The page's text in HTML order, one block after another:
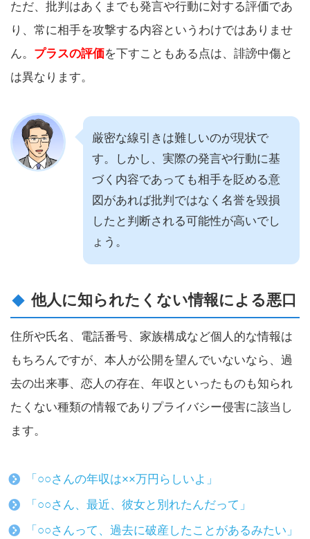
ただ、批判はあくまでも発言や行動に対する評価であ
り、常に相手を攻撃する内容というわけではありませ
ん。 プラスの評価を下すこともある点は、誹謗中傷と
は異なります。
厳密な線引きは難しいのが現状で
す。しかし、実際の発言や行動に基
づく内容であっても相手を貶める意
図があれば批判ではなく名誉を毀損
したと判断される可能性が高いでし
ょう。
他人に知られたくない情報による悪口
住所や氏名、電話番号、家族構成など個人的な情報は
もちろんですが、本人が公開を望んでいないなら、過
去の出来事、恋人の存在、年収といったものも知られ
たくない種類の情報でありプライバシー侵害に該当し
ます。
「○○さんの年収は××万円らしいよ」
「○○さん、最近、彼女と別れたんだって」
「○○さんって、過去に破産したことがあるみたい」